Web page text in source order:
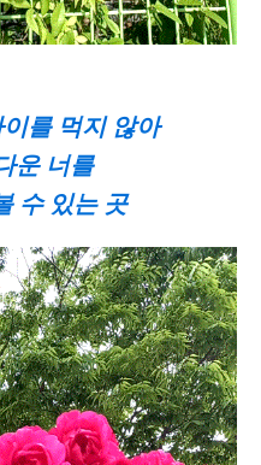
를 먹지 않아
운 너를
수 있는 곳